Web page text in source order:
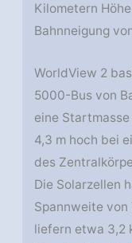
Kilometern
Bahnneigung
WorldView 2
5000-Bus von
eine
4,3 m hoch bei
des
Die Solarzellen
Spannweite von
liefern etwa 3,2